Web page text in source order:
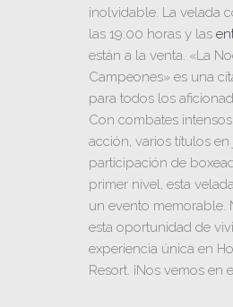
inolvidable. La velada
las 19:00 horas y las
están a la venta. «La
Campeones» es una
para todos los
Con combates
acción, varios títulos
participación de
primer nivel, esta
un evento memorable.
esta oportunidad de
experiencia única en
Resort. ¡Nos vemos en